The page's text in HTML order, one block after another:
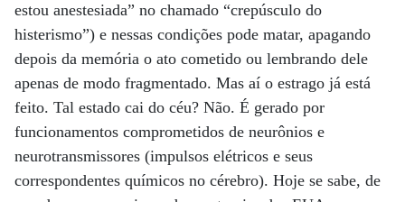
estou anestesiada” no chamado “crepúsculo do
histerismo”) e nessas condições pode matar, apagando
depois da memória o ato cometido ou lembrando dele
apenas de modo fragmentado. Mas aí o estrago já está
feito. Tal estado cai do céu? Não. É gerado por
funcionamentos comprometidos de neurônios e
neurotransmissores (impulsos elétricos e seus
correspondentes químicos no cérebro). Hoje se sabe, de